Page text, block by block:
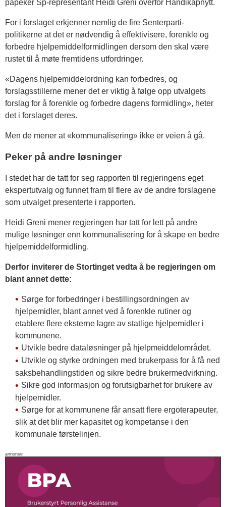
påpeker Sp-representant Heidi Greni overfor Handikapnytt.
For i forslaget erkjenner nemlig de fire Senterparti-
politikerne at det er nødvendig å effektivisere, forenkle og
forbedre hjelpemiddelformidlingen dersom den skal være
rustet til å møte fremtidens utfordringer.
«Dagens hjelpemiddelordning kan forbedres, og
forslagsstillerne mener det er viktig å følge opp utvalgets
forslag for å forenkle og forbedre dagens formidling», heter
det i forslaget deres.
Men de mener at «kommunalisering» ikke er veien å gå.
Peker på andre løsninger
I stedet har de tatt for seg rapporten til regjeringens eget
ekspertutvalg og funnet fram til flere av de andre forslagene
som utvalget presenterte i rapporten.
Heidi Greni mener regjeringen har tatt for lett på andre
mulige løsninger enn kommunalisering for å skape en bedre
hjelpemiddelformidling.
Derfor inviterer de Stortinget vedta å be regjeringen om
blant annet dette:
Sørge for forbedringer i bestillingsordningen av
hjelpemidler, blant annet ved å forenkle rutiner og
etablere flere eksterne lagre av statlige hjelpemidler i
kommunene.
Utvikle bedre dataløsninger på hjelpmeiddelområdet.
Utvikle og styrke ordningen med brukerpass for å få ned
saksbehandlingstiden og sikre bedre brukermedvirkning.
Sikre god informasjon og forutsigbarhet for brukere av
hjelpemidler.
Sørge for at kommunene får ansatt flere ergoterapeuter,
slik at det blir mer kapasitet og kompetanse i den
kommunale førstelinjen.
annonse